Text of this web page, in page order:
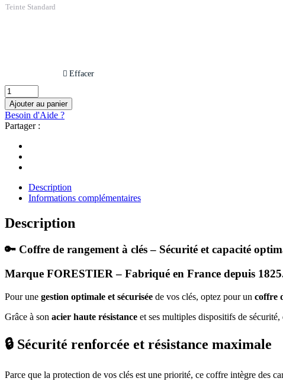
Teinte Standard
Effacer
Coffre
à
Clés
CC
125
Capacité
quantity
Ajouter au panier
Besoin d'Aide ?
Partager :
Description
Informations complémentaires
Description
🔑 Coffre de rangement à clés – Sécurité et capacité
Marque FORESTIER – Fabriqué en France depuis
Pour une gestion optimale et sécurisée de vos clés, optez pour un coffre
Grâce à son acier haute résistance et ses multiples dispositifs de sécurité,
🔒 Sécurité renforcée et résistance maximale
Parce que la protection de vos clés est une priorité, ce coffre intègre des